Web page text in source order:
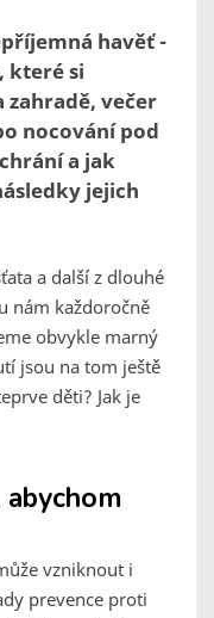
havěť -
které si
zahradě, večer
nocování pod
a jak
jejich
a další z dlouhé
nám každoročně
obvykle marný
jsou na tom ještě
děti? Jak je
abychom
vzniknout i
prevence proti